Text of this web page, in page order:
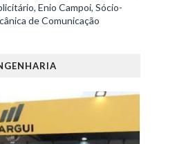
Enio Campoi, Sócio-
de Comunicação